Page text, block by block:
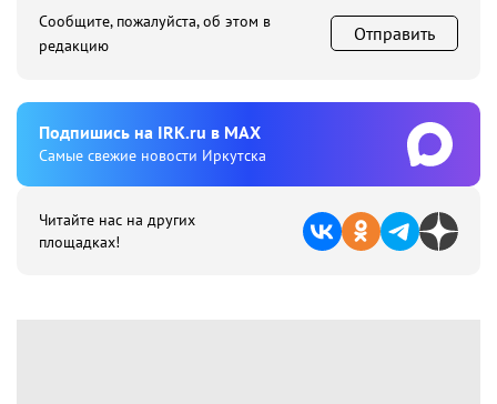
Сообщите, пожалуйста, об этом в
редакцию
Отправить
Подпишиcь на IRK.ru в MAX
Cамые свежие новости Иркутска
Читайте нас на других
площадках!